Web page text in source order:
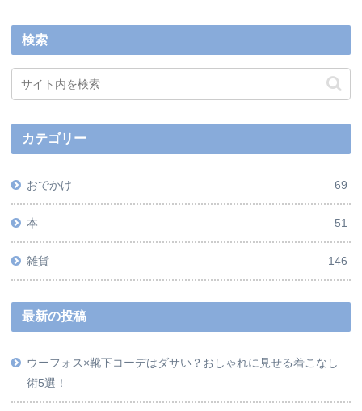
検索
カテゴリー
おでかけ 69
本 51
雑貨 146
最新の投稿
ウーフォス×靴下コーデはダサい？おしゃれに見せる着こなし
術5選！